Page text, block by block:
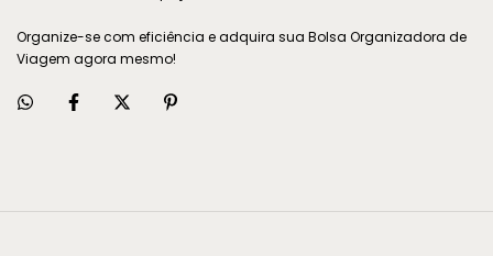
Organize-se com eficiência e adquira sua Bolsa Organizadora de
Viagem agora mesmo!